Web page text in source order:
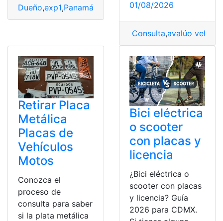
Dueño,exp1,Panamá Propiedad,Vehículo
01/08/2026
Consulta,avalúo
Retirar Placa
Metálica
‎Placas de
Vehículos
Motos
Conozca el
proceso de
consulta para saber
si la plata metálica
Bici eléctrica
o scooter
con placas y
licencia
¿Bici eléctrica o
scooter con placas
y licencia? Guía
2026 para CDMX.